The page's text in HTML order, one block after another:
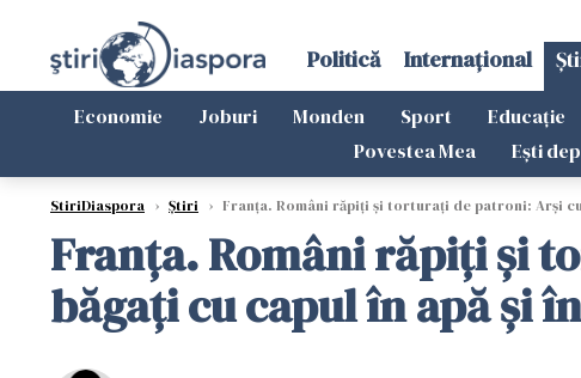
Politică Internațional
Economie Joburi Monden Sport Educație
Povestea Mea
Ești
StiriDiaspora › Știri › Franța. Români răpiți și torturați de patroni: Arși
Franța. Români răpiți și
băgați cu capul în apă și